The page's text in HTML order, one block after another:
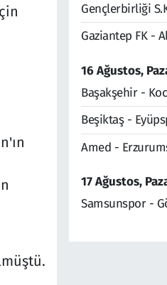
Gençlerbirliği
Gaziantep FK -
16 Ağustos,
Başakşehir -
Beşiktaş -
Amed -
17 Ağustos,
Samsunspor -